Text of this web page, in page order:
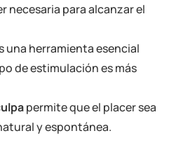
necesaria para alcanzar el
una herramienta esencial
de estimulación es más
permite que el placer sea
y espontánea.